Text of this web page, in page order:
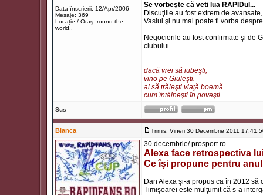
Data înscrierii: 12/Apr/2006
Mesaje: 369
Locaţie / Oraş: round the
world..
Se vorbeşte că veti lua RAPIDul...
Discuţiile au fost extrem de
Vaslui şi nu mai poate fi vorba
Negocierile au fost confirmate şi de
clubului.
dacă vrei să iubeşti,
vino pe Giuleşti.
ai să trăieşti viaţă boemă
cum întâlneşti în poveşti.
Sus
Bianca Trimis: Vineri 30 Decembrie 2011
30 decembrie/ prosport.ro
Alexa face retrospectiva
Ce îşi propune pentru
Dan Alexa şi-a propus ca în 2012
Timişoarei este mulţumit că s-a